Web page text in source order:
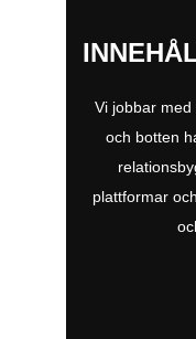
Vi jobbar
och botten
plattformar